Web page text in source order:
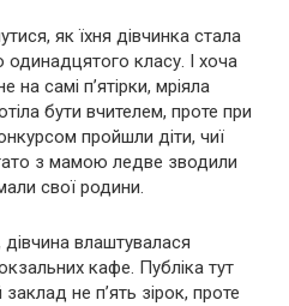
як їхня дівчинка стала
класу. І хоча
на самі п’ятірки, мріяла
бути вчителем, проте при
пройшли діти, чиї
з мамою ледве зводили
свої родини.
влаштувалася
кафе. Публіка тут
не п’ять зірок, проте